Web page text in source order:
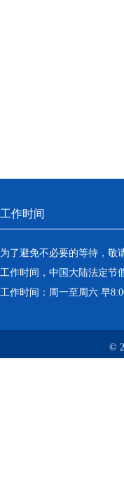
工作时间
为了避免不必要的等待，敬
工作时间，中国大陆法定节
工作时间：周一至周六 早
©